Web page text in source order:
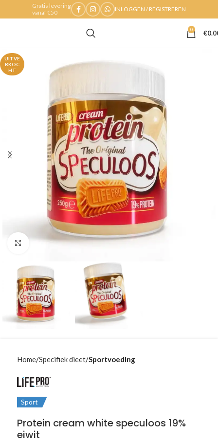
Gratis levering
vanaf €50
INLOGGEN / REGISTREREN
0 €
UITVE
RKOC
HT
Klik om te vergroten
Home Specifiek dieet Sportvoeding
Sport
Protein cream white speculoos 19%
eiwit